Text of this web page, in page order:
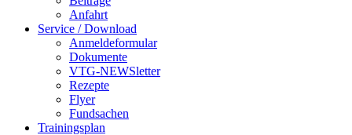
Anfahrt
Service / Download
Anmeldeformular
Dokumente
VTG-NEWSletter
Rezepte
Flyer
Fundsachen
Trainingsplan